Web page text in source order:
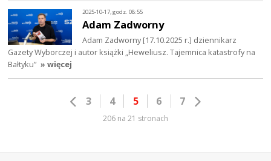
2025-10-17, godz. 08:55
Adam Zadworny
Adam Zadworny [17.10.2025 r.] dziennikarz
Gazety Wyborczej i autor książki „Heweliusz. Tajemnica katastrofy na
Bałtyku” » więcej
3 4 5 6 7
206 na 21 stronach